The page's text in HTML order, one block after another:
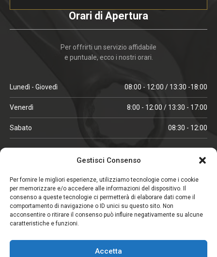
Gestisci Consenso
Per fornire le migliori esperienze, utilizziamo tecnologie come i cookie
per memorizzare e/o accedere alle informazioni del dispositivo. Il
consenso a queste tecnologie ci permetterà di elaborare dati come il
comportamento di navigazione o ID unici su questo sito. Non
acconsentire o ritirare il consenso può influire negativamente su alcune
caratteristiche e funzioni.
Accetta
Orari di Apertura
Per offrirti un servizio affidabile
e puntuale, ecco i nostri orari.
Lunedì - Giovedì 08:00 - 12:00 / 13:30 -18:00
Venerdì 8:00 - 12:00 / 13:30 - 17:00
Sabato 08:30 - 12:00
ORARI IN ALTA STAGIONE
Lunedì - Venerdì 08:00 - 12:00 / 13:30 -18:00
Sabato 08:00 - 12:00
CHIUSO IL SABATO
(gennaio, febbraio, agosto, settembre)